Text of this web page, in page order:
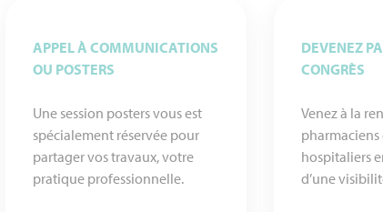
APPEL À COMMUNICATIONS
OU POSTERS
Une session posters vous est
spécialement réservée pour
partager vos travaux, votre
pratique professionnelle.
DEVENEZ
CONGRÈS
Venez à la
hospitaliers
d’une